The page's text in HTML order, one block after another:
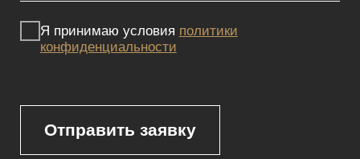
Каталог
Корпусная мебель
Сайт не является публичной офертой, определяемой положениями
Статьи 437 (2) ГК РФ и носит исключительно информационный
характер. Для получения точной информации о наличии и стоимости
Политика конфиденциальности